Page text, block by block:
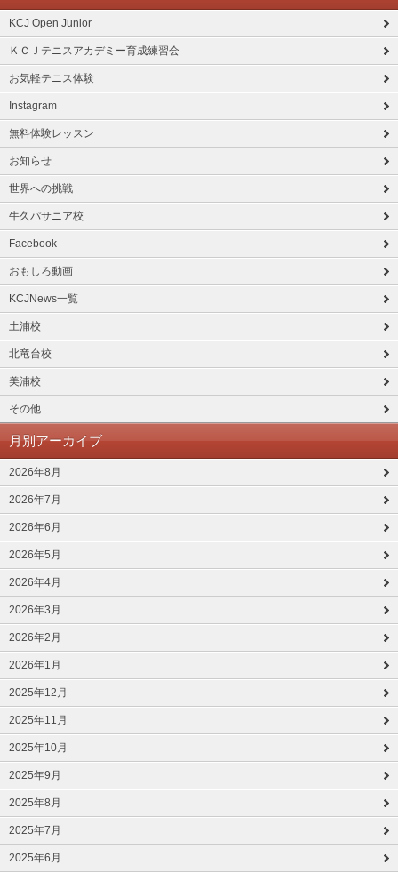
KCJ Open Junior
ＫＣＪテニスアカデミー育成練習会
お気軽テニス体験
Instagram
無料体験レッスン
お知らせ
世界への挑戦
牛久パサニア校
Facebook
おもしろ動画
KCJNews一覧
土浦校
北竜台校
美浦校
その他
月別アーカイブ
2026年8月
2026年7月
2026年6月
2026年5月
2026年4月
2026年3月
2026年2月
2026年1月
2025年12月
2025年11月
2025年10月
2025年9月
2025年8月
2025年7月
2025年6月